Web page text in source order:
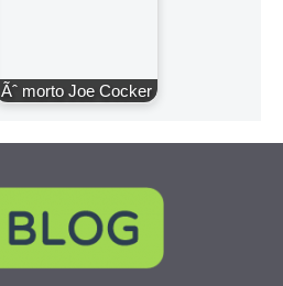
Ãˆ morto Joe Cocker